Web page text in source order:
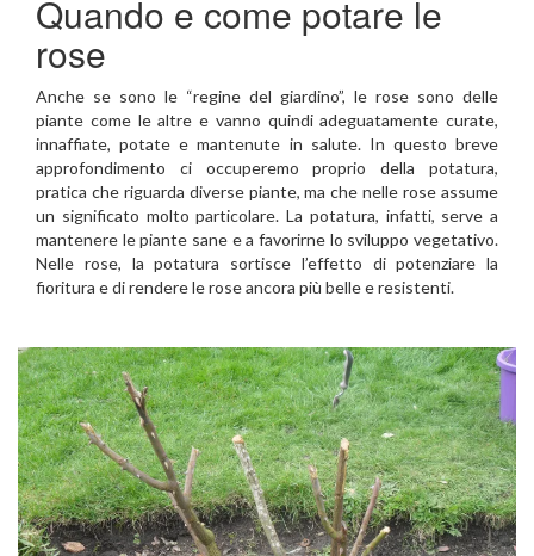
Quando e come potare le
rose
Anche se sono le “regine del giardino”, le rose sono delle
piante come le altre e vanno quindi adeguatamente curate,
innaffiate, potate e mantenute in salute. In questo breve
approfondimento ci occuperemo proprio della potatura,
pratica che riguarda diverse piante, ma che nelle rose assume
un significato molto particolare. La potatura, infatti, serve a
mantenere le piante sane e a favorirne lo sviluppo vegetativo.
Nelle rose, la potatura sortisce l’effetto di potenziare la
fioritura e di rendere le rose ancora più belle e resistenti.